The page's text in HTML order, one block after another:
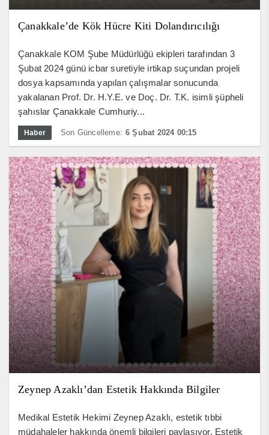
Çanakkale’de Kök Hücre Kiti Dolandırıcılığı
Çanakkale KOM Şube Müdürlüğü ekipleri tarafından 3
Şubat 2024 günü icbar suretiyle irtikap suçundan projeli
dosya kapsamında yapılan çalışmalar sonucunda
yakalanan Prof. Dr. H.Y.E. ve Doç. Dr. T.K. isimli şüpheli
şahıslar Çanakkale Cumhuriy...
Haber Son Güncelleme: 6 Şubat 2024 00:15
Zeynep Azaklı’dan Estetik Hakkında Bilgiler
Medikal Estetik Hekimi Zeynep Azaklı, estetik tıbbi
müdahaleler hakkında önemli bilgileri paylaşıyor. Estetik